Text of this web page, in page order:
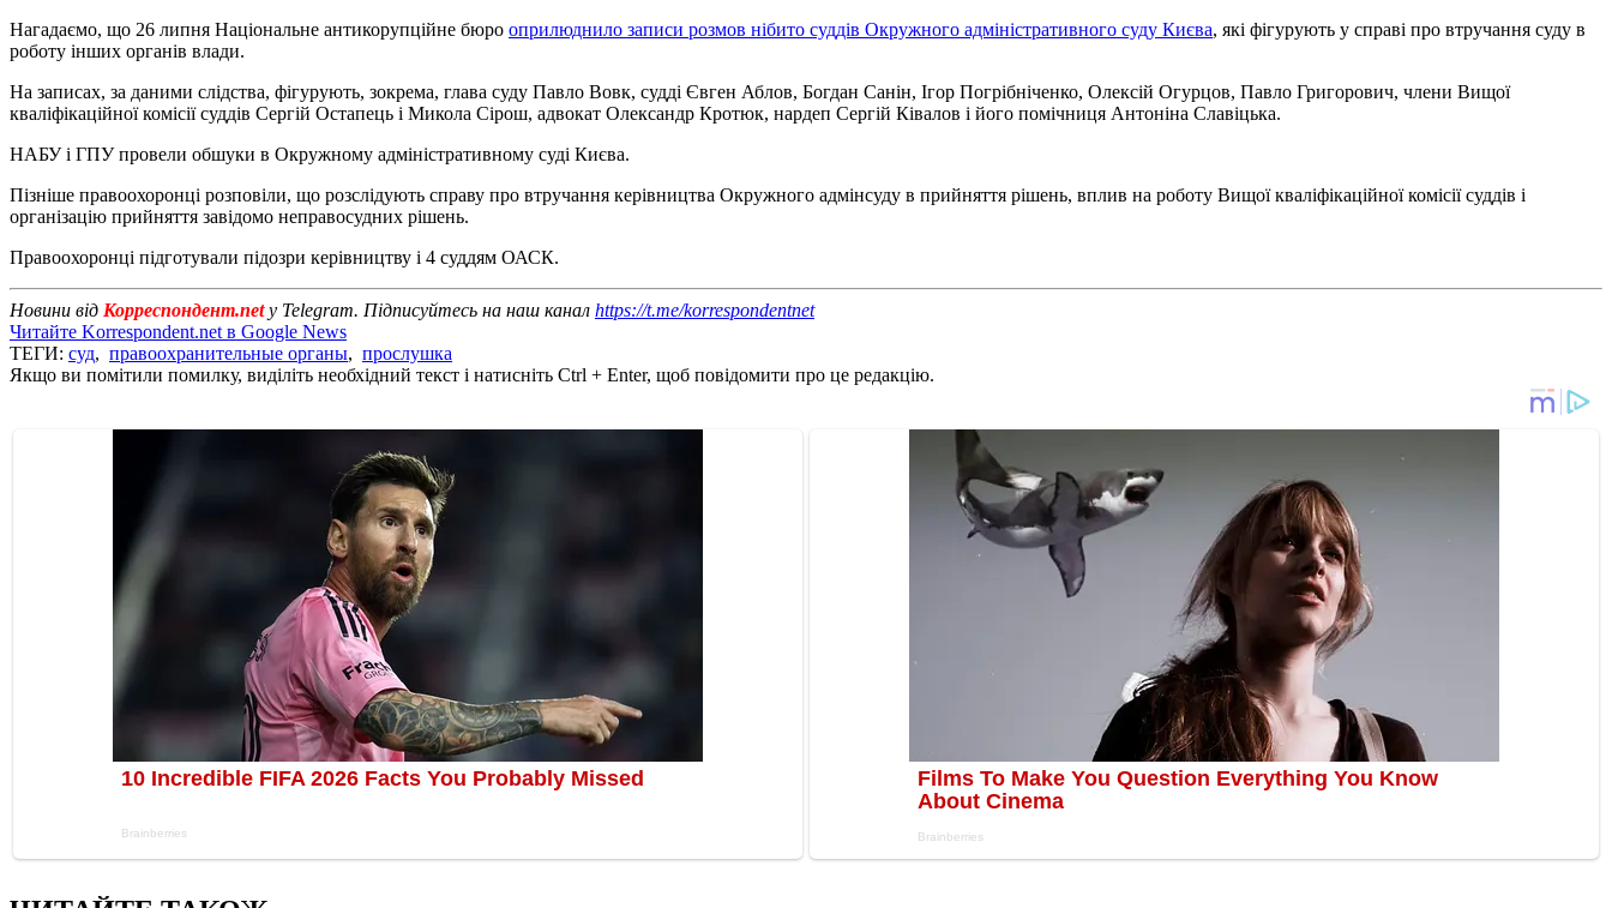
Нагадаємо, що 26 липня Національне антикорупційне бюро оприлюднило записи розмов нібито суддів Окружного адміністративного суду Києва, які фігурують у справі про втручання суду в
роботу інших органів влади.
На записах, за даними слідства, фігурують, зокрема, глава суду Павло Вовк, судді Євген Аблов, Богдан Санін, Ігор Погрібніченко, Олексій Огурцов, Павло Григорович, члени Вищої
кваліфікаційної комісії суддів Сергій Остапець і Микола Сірош, адвокат Олександр Кротюк, нардеп Сергій Ківалов і його помічниця Антоніна Славіцька.
НАБУ і ГПУ провели обшуки в Окружному адміністративному суді Києва.
Пізніше правоохоронці розповіли, що розслідують справу про втручання керівництва Окружного адмінсуду в прийняття рішень, вплив на роботу Вищої кваліфікаційної комісії суддів і
організацію прийняття завідомо неправосудних рішень.
Правоохоронці підготували підозри керівництву і 4 суддям ОАСК.
Новини від Корреспондент.netу Telegram. Підписуйтесь на наш канал https://t.me/korrespondentnet
Читайте Korrespondent.net в Google News
ТЕГИ: суд, правоохранительные органы, прослушка
Якщо ви помітили помилку, виділіть необхідний текст і натисніть Ctrl + Enter, щоб повідомити про це редакцію.